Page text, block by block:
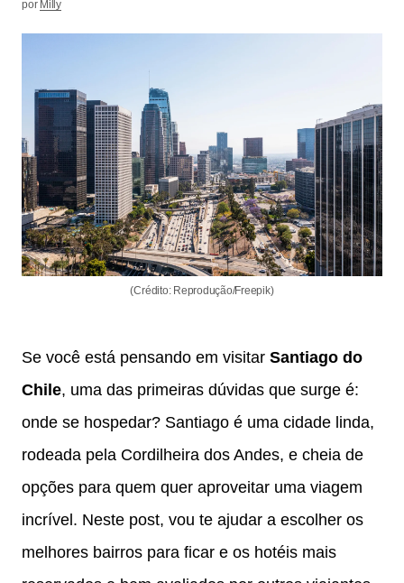
por Milly
(Crédito: Reprodução/Freepik)
Se você está pensando em visitar Santiago do
Chile, uma das primeiras dúvidas que surge é:
onde se hospedar? Santiago é uma cidade linda,
rodeada pela Cordilheira dos Andes, e cheia de
opções para quem quer aproveitar uma viagem
incrível. Neste post, vou te ajudar a escolher os
melhores bairros para ficar e os hotéis mais